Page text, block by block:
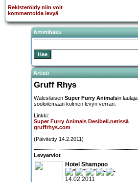
Rekisteröidy niin voit
kommentoida levyä
Artistihaku
Artisti
Gruff Rhys
Walesilaisen Super Furry Animalsin laulaja
sooloilemaan kolmen levyn verran.
Linkki:
Super Furry Animals Desibeli.netissä
gruffrhys.com
(Päivitetty 14.2.2011)
Levyarviot
Hotel Shampoo
14.02.2011